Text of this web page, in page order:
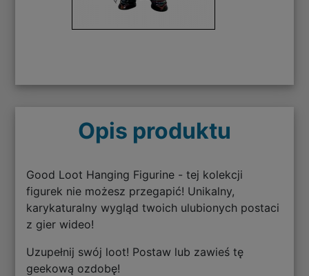
Opis produktu
Good Loot Hanging Figurine - tej kolekcji
figurek nie możesz przegapić! Unikalny,
karykaturalny wygląd twoich ulubionych postaci
z gier wideo!
Uzupełnij swój loot! Postaw lub zawieś tę
geekową ozdobę!